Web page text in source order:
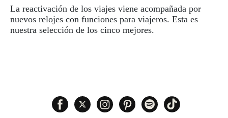
La reactivación de los viajes viene acompañada por
nuevos relojes con funciones para viajeros. Esta es
nuestra selección de los cinco mejores.